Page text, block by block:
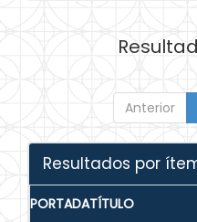
Anterior
Resultados por
PORTADATÍTULO